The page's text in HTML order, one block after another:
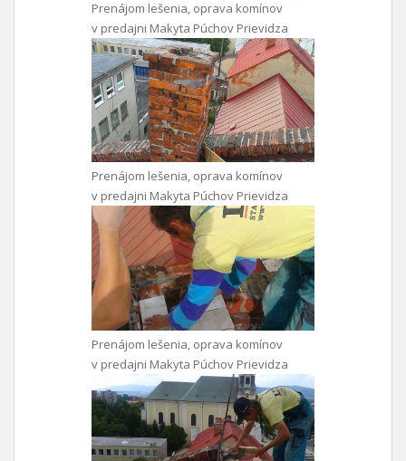
Prenájom lešenia, oprava komínov
v predajni Makyta Púchov Prievidza
Prenájom lešenia, oprava komínov
v predajni Makyta Púchov Prievidza
Prenájom lešenia, oprava komínov
v predajni Makyta Púchov Prievidza